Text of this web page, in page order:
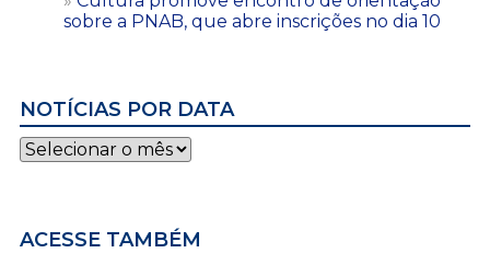
sobre a PNAB, que abre inscrições no dia 10
NOTÍCIAS POR DATA
Notícias
por
ACESSE TAMBÉM